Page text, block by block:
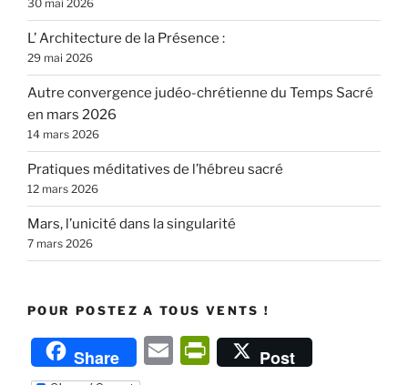
30 mai 2026
L’ Architecture de la Présence :
29 mai 2026
Autre convergence judéo-chrétienne du Temps Sacré
en mars 2026
14 mars 2026
Pratiques méditatives de l’hébreu sacré
12 mars 2026
Mars, l’unicité dans la singularité
7 mars 2026
POUR POSTEZ A TOUS VENTS !
Share
E
P
Post